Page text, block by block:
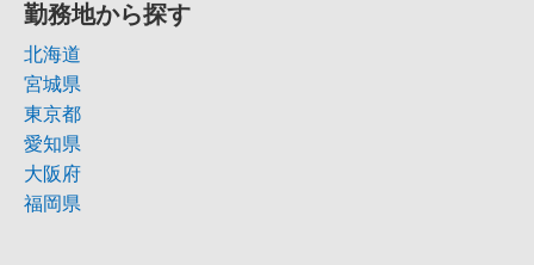
勤務地から探す
北海道
宮城県
東京都
愛知県
大阪府
福岡県